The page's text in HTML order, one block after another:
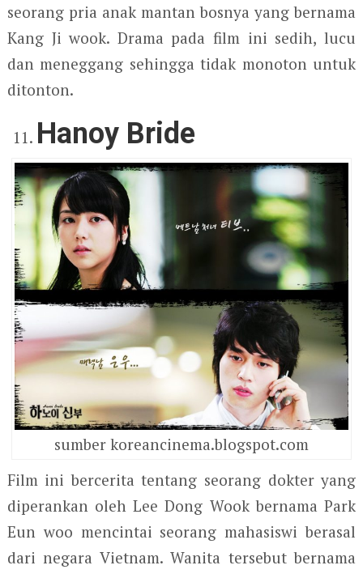
seorang pria anak mantan bosnya yang bernama
Kang Ji wook. Drama pada film ini sedih, lucu
dan meneggang sehingga tidak monoton untuk
ditonton.
Hanoy Bride
sumber koreancinema.blogspot.com
Film ini bercerita tentang seorang dokter yang
diperankan oleh Lee Dong Wook bernama Park
Eun woo mencintai seorang mahasiswi berasal
dari negara Vietnam. Wanita tersebut bernama